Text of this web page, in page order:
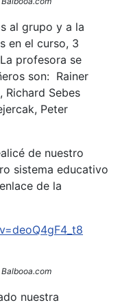
al grupo y a la
en el curso, 3
profesora se
son: Rainer
Richard Sebes
Peter
de nuestro
sistema educativo
de la
nuestra